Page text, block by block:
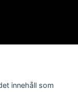
innehåll som